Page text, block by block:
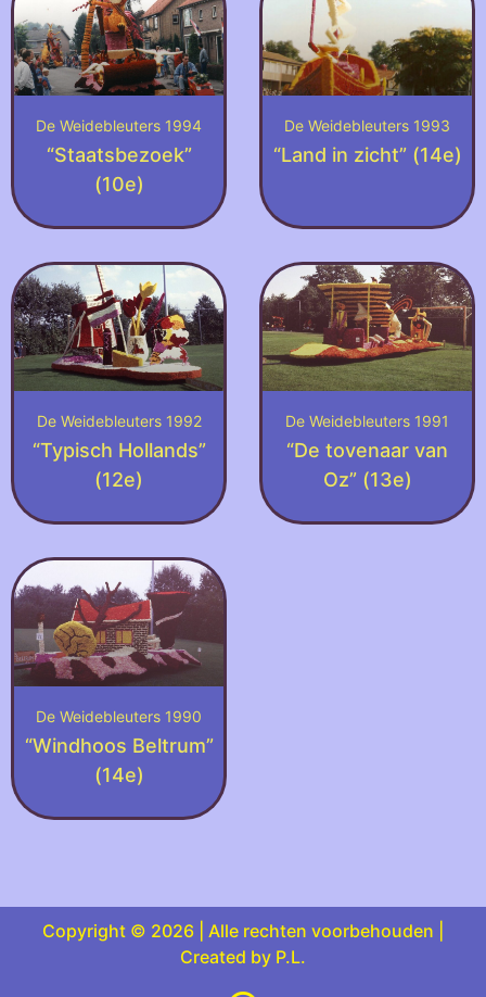
De Weidebleuters 1994
“Staatsbezoek”
(10e)
De Weidebleuters 1993
“Land in zicht” (14e)
De Weidebleuters 1992
“Typisch Hollands”
(12e)
De Weidebleuters 1991
“De tovenaar van
Oz” (13e)
De Weidebleuters 1990
“Windhoos Beltrum”
(14e)
Copyright © 2026 | Alle rechten voorbehouden |
Created by P.L.